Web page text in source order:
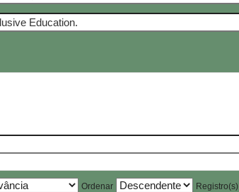
Ordenar Registro(s)